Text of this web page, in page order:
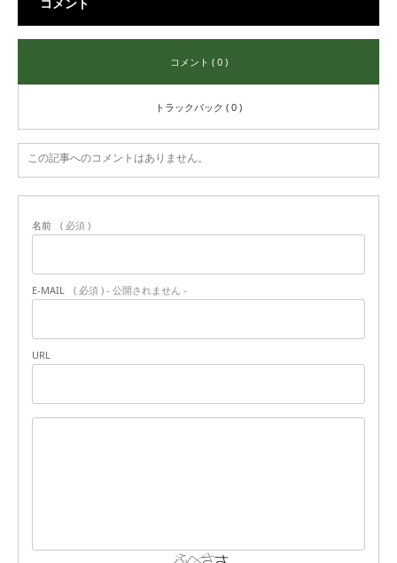
コメント ( 0 )
トラックバック ( 0 )
この記事へのコメントはありません。
名前 ( 必須 )
E-MAIL ( 必須 ) - 公開されません -
URL